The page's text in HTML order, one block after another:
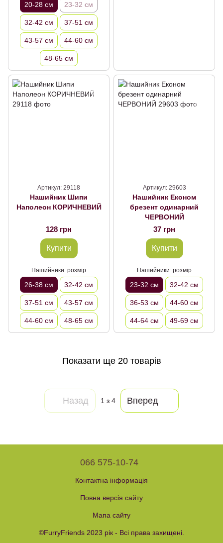
20-28 см 23-32 см
32-42 см 37-51 см
43-57 см 44-60 см
48-65 см
Артикул: 29118
Нашийник Шипи
Наполеон КОРИЧНЕВИЙ
128 грн
Купити
Нашийники: розмір
26-38 см 32-42 см
37-51 см 43-57 см
44-60 см 48-65 см
Артикул: 29603
Нашийник Економ
брезент одинарний
ЧЕРВОНИЙ
37 грн
Купити
Нашийники: розмір
23-32 см 32-42 см
36-53 см 44-60 см
44-64 см 49-69 см
Показати ще 20 товарів
Назад 1 з 4 Вперед
066 575-10-74
Контактна інформація
Повна версія сайту
Мапа сайту
©FurryFriends 2023 рік - Всі права захищені.